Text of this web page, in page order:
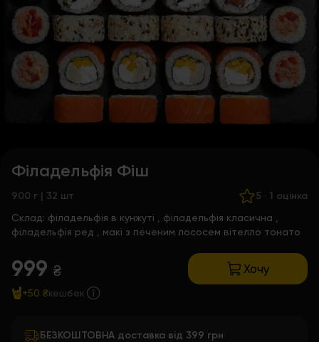
Філадельфія Фіш
900 г | 32 шт 5 · 1 оцінка
Склад: філадельфія в кунжуті філадельфія класична
філадельфія ред
макі з печеним лососем вітелло тонато
999 ₴ Хочу
+50 ₴кешбек
БЕЗКОШТОВНА доставка від 399 грн